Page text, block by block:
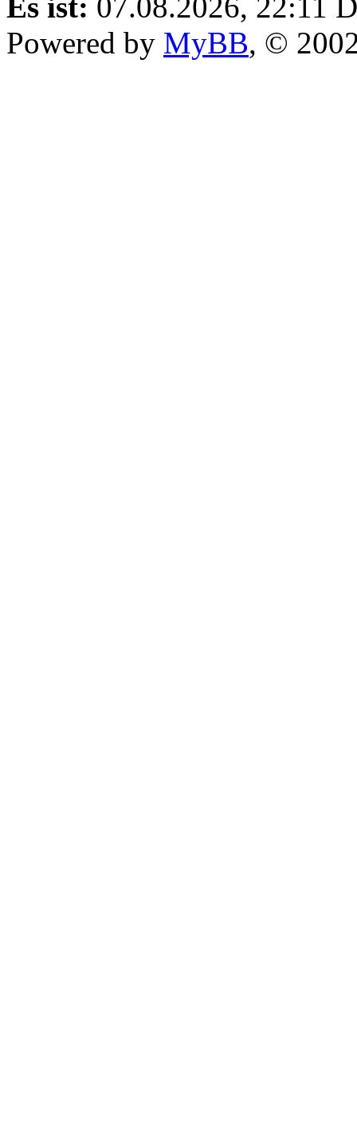
Powered by MyBB, ©